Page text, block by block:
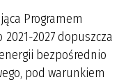
Programem
2027 dopuszcza
bezpośrednio
pod warunkiem